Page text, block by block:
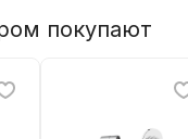
покупают